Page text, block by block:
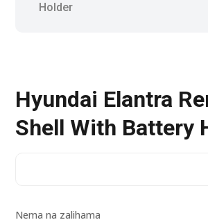
Holder
Hyundai Elantra
Shell With Battery
Nema na zalihama